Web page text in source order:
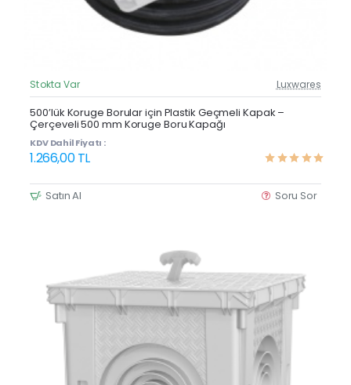
Güncel Fiyat
Stokta Var Luxwares
500’lük Koruge Borular için Plastik Geçmeli Kapak –
Çerçeveli 500 mm Koruge Boru Kapağı
KDV Dahil Fiyatı :
1.266,00 TL
Satın Al Soru Sor